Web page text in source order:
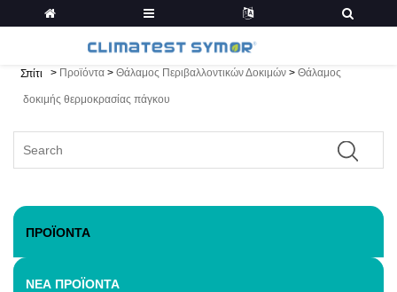
Σπίτι > Προϊόντα > Θάλαμος Περιβαλλοντικών Δοκιμών > Θάλαμος
δοκιμής θερμοκρασίας πάγκου
ΠΡΟΪΌΝΤΑ
ΝΈΑ ΠΡΟΪΌΝΤΑ